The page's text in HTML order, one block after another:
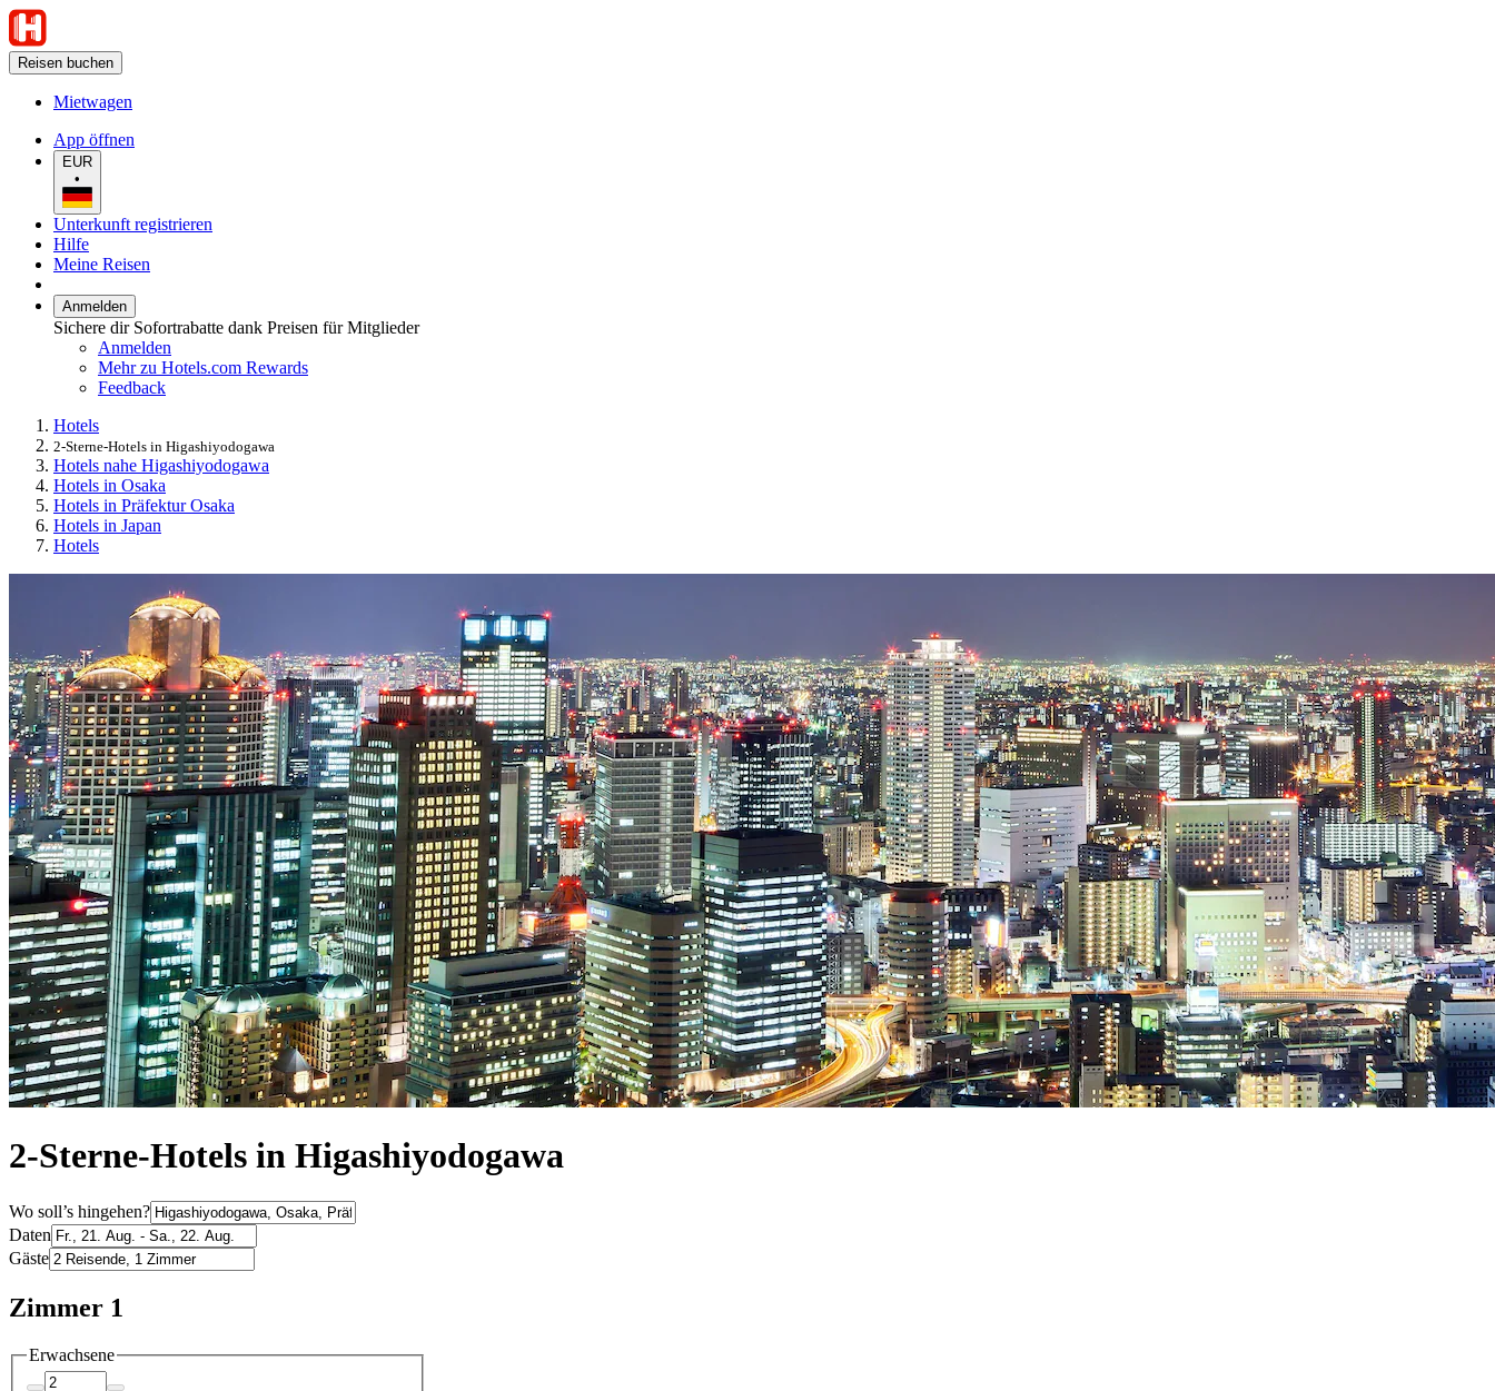
Reisen buchen
Mietwagen
App öffnen
EUR
•
Unterkunft registrieren
Hilfe
Meine Reisen
Anmelden
Sichere dir Sofortrabatte dank Preisen für Mitglieder
Anmelden
Mehr zu Hotels.com Rewards
Feedback
Hotels
2-Sterne-Hotels in Higashiyodogawa
Hotels nahe Higashiyodogawa
Hotels in Osaka
Hotels in Präfektur Osaka
Hotels in Japan
Hotels
2-Sterne-Hotels in Higashiyodogawa
Wo soll’s hingehen?
Daten
Gäste
Zimmer 1
Erwachsene